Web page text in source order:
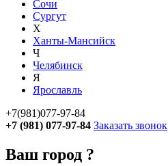
Сочи
Сургут
Х
Ханты-Мансийск
Ч
Челябинск
Я
Ярославль
+7(981)077-97-84
+7 (981) 077-97-84 Заказать звонок
Ваш город ?